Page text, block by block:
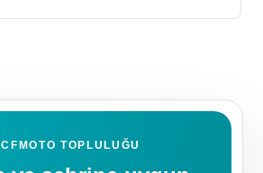
TOPLULUĞU